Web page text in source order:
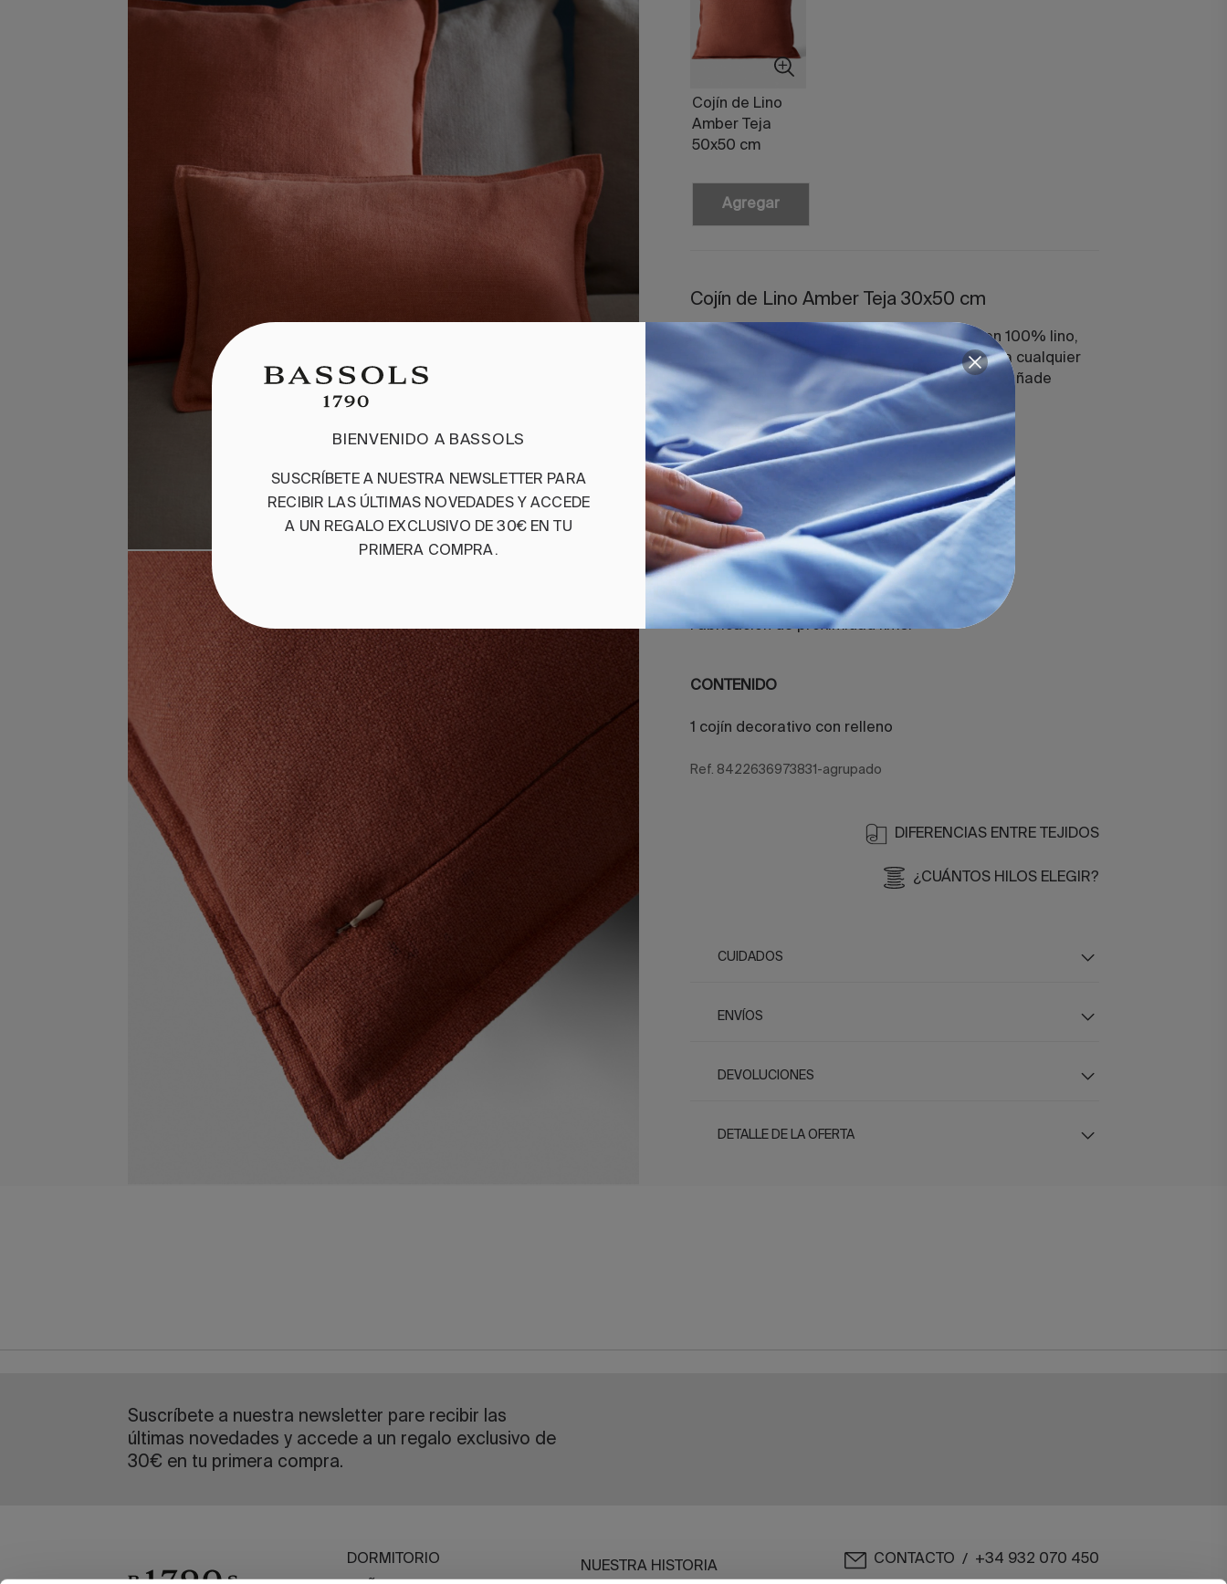
Cojín de Lino
Amber Teja
50x50 cm
Agregar
Cojín de Lino Amber Teja 30x50 cm
El cojín decorativo Amber, confeccionado en 100% lino,
ofrece frescura y una textura sofisticada para cualquier
ambiente. Su elegante volante en los bordes añade
dinamismo y un toque de distinción.
Incluye relleno.
DETALLES
Funda de 100% lino
Cierre con cremallera invisible.
Confeccionado
con volante decorativo.
Relleno de
fibra hueca siliconada reciclada.
Fabricación de proximidad km0.
CONTENIDO
1 cojín decorativo con relleno
Ref. 8422636973831-agrupado
DIFERENCIAS ENTRE TEJIDOS
¿CUÁNTOS HILOS ELEGIR?
CUIDADOS
ENVÍOS
DEVOLUCIONES
DETALLE DE LA OFERTA
Suscríbete a nuestra newsletter pare recibir las
últimas novedades y accede a un regalo exclusivo de
30€ en tu primera compra.
DORMITORIO
NUESTRA HISTORIA CONTACTO / +34 932 070 450
BIENVENIDO A BASSOLS
SUSCRÍBETE A NUESTRA NEWSLETTER PARA
RECIBIR LAS ÚLTIMAS NOVEDADES Y ACCEDE
A UN REGALO EXCLUSIVO DE 30€ EN TU
PRIMERA COMPRA.